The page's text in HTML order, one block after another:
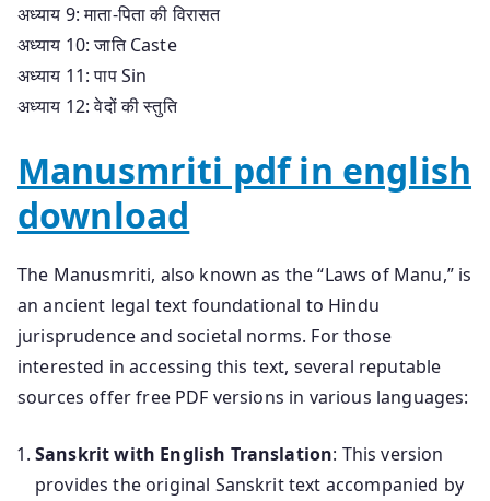
अध्याय 9: माता-पिता की विरासत
अध्याय 10: जाति Caste
अध्याय 11: पाप Sin
अध्याय 12: वेदों की स्तुति
Manusmriti pdf in english
download
The Manusmriti, also known as the “Laws of Manu,” is
an ancient legal text foundational to Hindu
jurisprudence and societal norms. For those
interested in accessing this text, several reputable
sources offer free PDF versions in various languages:
Sanskrit with English Translation: This version
provides the original Sanskrit text accompanied by